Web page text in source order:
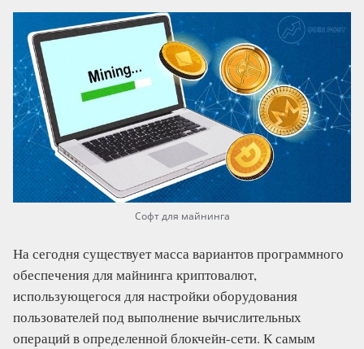
Софт для майнинга
На сегодня существует масса вариантов программного
обеспечения для майнинга криптовалют,
использующегося для настройки оборудования
пользователей под выполнение вычислительных
операций в определенной блокчейн-сети. К самым